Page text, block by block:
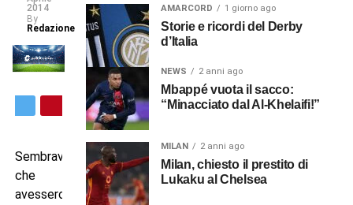
2014
By
Redazione
Sembrava
che
avessero
AMARCORD 1 giorno ago
Storie e ricordi del Derby
d’Italia
NEWS 2 anni ago
Mbappé vuota il sacco:
“Minacciato dal Al-Khelaifi!”
MILAN 2 anni ago
Milan, chiesto il prestito di
Lukaku al Chelsea